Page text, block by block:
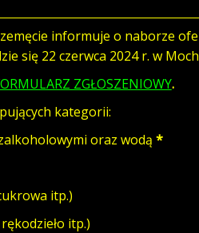
informuje o naborze
się 22 czerwca 2024 r. w
ZGŁOSZENIOWY.
kategorii:
oraz wodą *
itp.)
itp.)